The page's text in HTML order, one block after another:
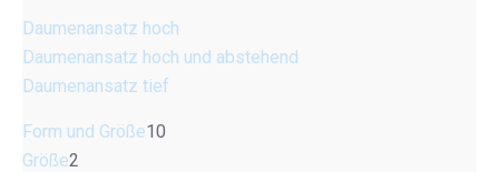
Daumenansatz hoch
Daumenansatz hoch und abstehend
Daumenansatz tief
Form und Größe10
Größe2